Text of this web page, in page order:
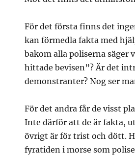
För det första finns det
kan förmedla fakta med
bakom alla poliserna säger
hittade bevisen”? Är det
demonstranter? Nog ser
För det andra får de visst
Inte därför att de är fakta,
övrigt är för trist och dött.
fyratiden i morse som